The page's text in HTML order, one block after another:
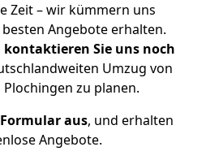
Zeit – wir kümmern uns
Angebote erhalten.
kontaktieren Sie uns noch
Umzug von
zu planen.
aus, und erhalten
Angebote.